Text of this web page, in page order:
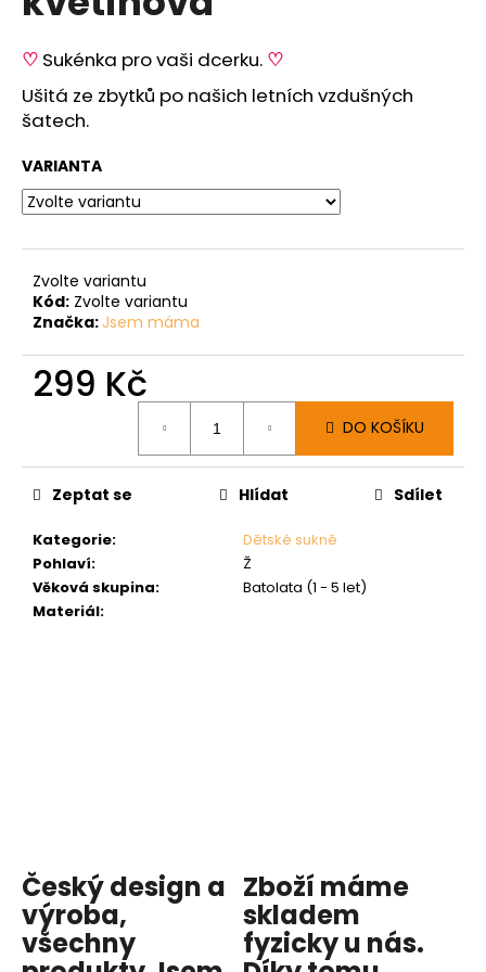
hvězdiček.
♡ Sukénka pro vaši dcerku. ♡
Ušitá ze zbytků po našich letních vzdušných
šatech.
VARIANTA
Zvolte variantu
Kód: Zvolte variantu
Značka: Jsem máma
299 Kč
DO KOŠÍKU
Kategorie:
Dětské sukně
Pohlaví:
Ž
Věková skupina:
Batolata (1 - 5 let)
Materiál:
Zeptat se Hlídat Sdílet
Český design a
výroba,
všechny
Zboží máme
skladem
fyzicky u nás.
j
e
m
e